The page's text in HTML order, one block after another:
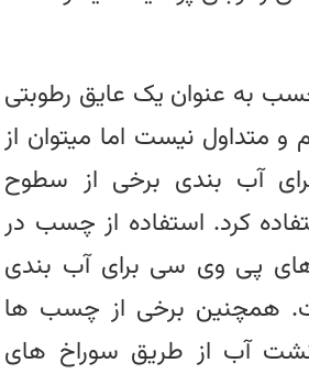
به عنوان یک عایق رطوبتی
متداول نیست اما میتوان از
آب بندی برخی از سطوح
کرد. استفاده از چسب در
پی وی سی برای آب بندی
همچنین برخی از چسب ها
نشت آب از طریق سوراخ های